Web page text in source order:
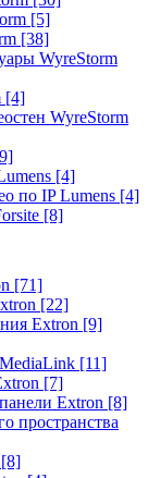
[5]
[38]
WyreStorm
[4]
WyreStorm
[4]
по IP Lumens [4]
[8]
[71]
[22]
Extron [9]
[11]
[7]
Extron [8]
пространства
[8]